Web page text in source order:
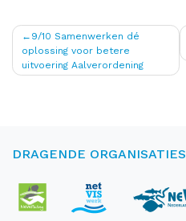
Bericht
navigatie
9/10 Samenwerken dé
oplossing voor betere
uitvoering Aalverordening
DRAGENDE ORGANISATIES